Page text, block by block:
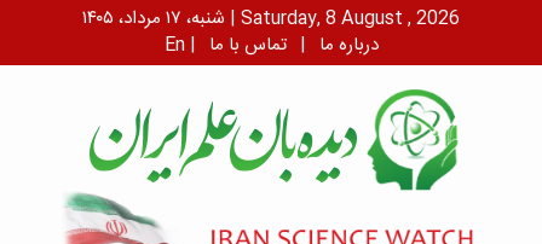
شنبه، ۱۷ مرداد، ۱۴۰۵ | Saturday, 8 August , 2026
En | درباره ما | تماس با ما